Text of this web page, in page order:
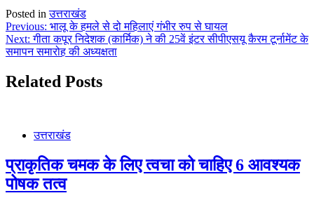
Posted inउत्तराखंड
Post
navigation
Previous: भालू के हमले से दो महिलाएं गंभीर रुप से घायल
Next: गीता कपूर निदेशक (कार्मिक) ने की 25वें इंटर सीपीएसयू कैरम टूर्नामेंट के
समापन समारोह की अध्यक्षता
Related Posts
उत्तराखंड
प्राकृतिक चमक के लिए त्वचा को चाहिए 6 आवश्यक
पोषक तत्व